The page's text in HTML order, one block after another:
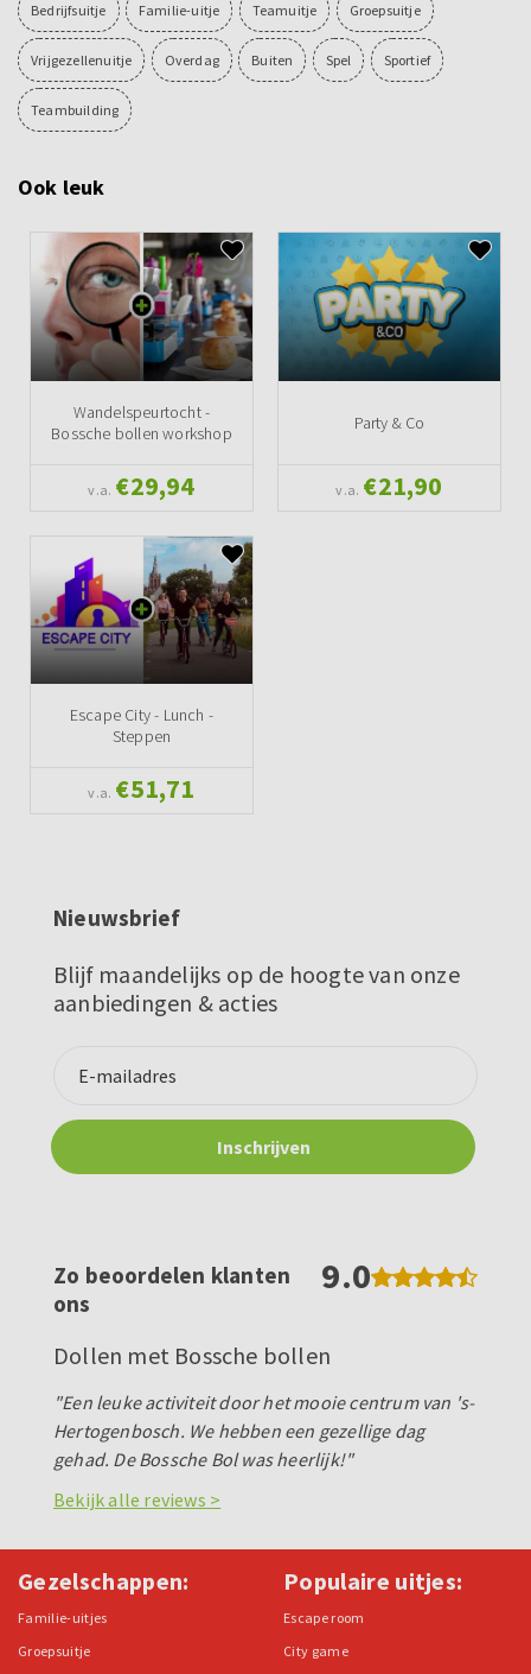
Bedrijfsuitje Familie-uitje Teamuitje Groepsuitje
Vrijgezellenuitje Overdag Buiten Spel Sportief
Teambuilding
Ook leuk
Wandelspeurtocht -
Bossche bollen workshop
v.a. €29,94
Party & Co
v.a. €21,90
Escape City - Lunch -
Steppen
v.a. €51,71
Nieuwsbrief
Blijf maandelijks op de hoogte van onze
aanbiedingen & acties
Zo beoordelen klanten
ons
9.0
Dollen met Bossche bollen
"Een leuke activiteit door het mooie centrum van 's-
Hertogenbosch. We hebben een gezellige dag
gehad. De Bossche Bol was heerlijk!"
Bekijk alle reviews >
Gezelschappen:
Familie-uitjes
Groepsuitje
Populaire uitjes:
Escape room
City game